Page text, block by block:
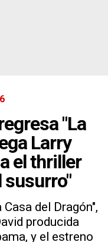
"La
Larry
el thriller
susurro"
del Dragón",
producida
y el estreno